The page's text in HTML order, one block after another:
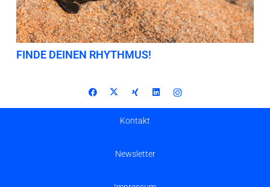
FINDE DEINEN RHYTHMUS!
Kontakt
Newsletter